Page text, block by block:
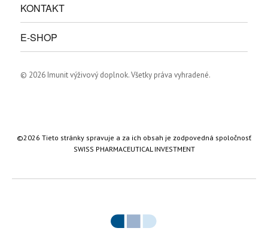
KONTAKT
E-SHOP
© 2026 Imunit výživový doplnok. Všetky práva vyhradené.
©2026 Tieto stránky spravuje a za ich obsah je zodpovedná spoločnosť
SWISS PHARMACEUTICAL INVESTMENT